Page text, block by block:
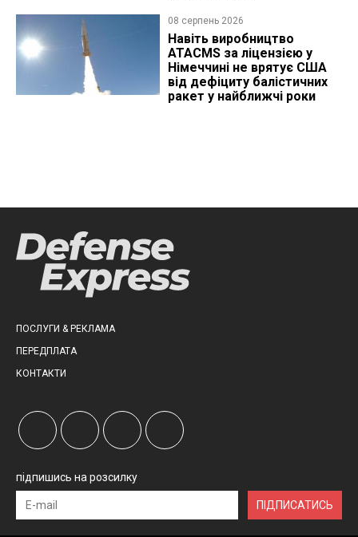
08 серпень 2026
Навіть виробництво
ATACMS за ліцензією у
Німеччині не врятує США
від дефіциту балістичних
ракет у найближчі роки
ПОСЛУГИ & РЕКЛАМА
ПЕРЕДПЛАТА
КОНТАКТИ
підпишись на розсилку
ПІДПИСАТИСЬ